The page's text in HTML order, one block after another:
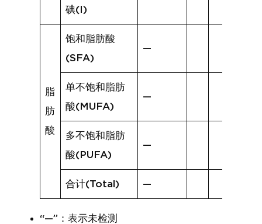
碘(I)
脂
肪
酸
饱和脂肪酸
(SFA)
—
单不饱和脂肪
酸(MUFA)
—
多不饱和脂肪
酸(PUFA)
—
合计(Total) —
“—”：表示未检测